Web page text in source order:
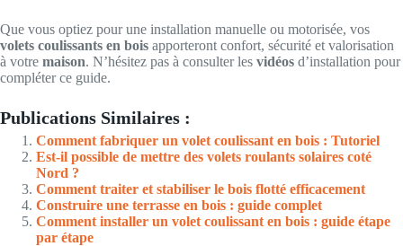
Que vous optiez pour une installation manuelle ou motorisée, vos
volets coulissants en bois apporteront confort, sécurité et valorisation
à votre maison. N’hésitez pas à consulter les vidéos d’installation pour
compléter ce guide.
Publications Similaires :
Comment fabriquer un volet coulissant en bois : Tutoriel
Est-il possible de mettre des volets roulants solaires coté
Nord ?
Comment traiter et stabiliser le bois flotté efficacement
Construire une terrasse en bois : guide complet
Comment installer un volet coulissant en bois : guide étape
par étape